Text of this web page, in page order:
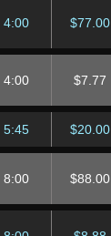
4:00 $77.00
4:00 $7.77
5:45 $20.00
8:00 $88.00